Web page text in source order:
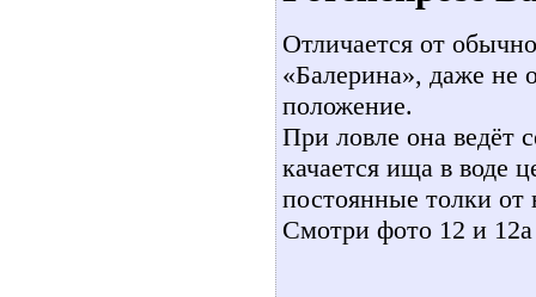
Отличается от
«Балерина», даже не
положение.
При ловле она ведёт
качается ища в воде
постоянные толки от
Смотри фото 12 и 12а